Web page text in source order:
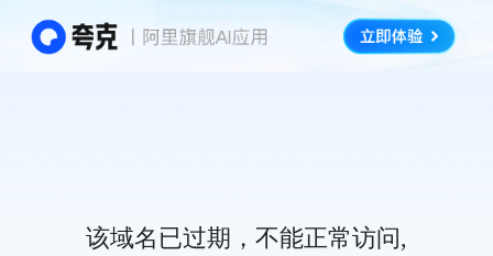
该域名已过期，不能正常访问,